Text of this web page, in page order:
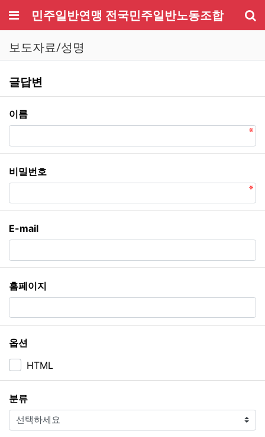
메뉴민주일반연맹 전국민주일반노동조합
보도자료/성명
보도자료/성명 글답변
글답변
이름필수
비밀번호
E-mail
홈페이지
옵션
HTML
분류필수